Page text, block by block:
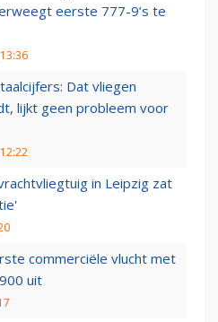
eerste 777-9’s te
Dat vliegen
lijkt geen probleem voor
in Leipzig zat
commerciële vlucht met
uit